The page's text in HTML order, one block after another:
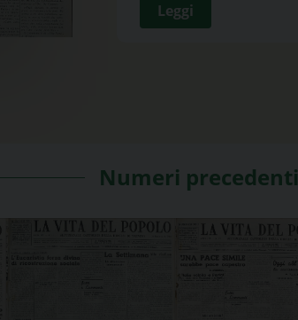
Leggi
Numeri precedenti